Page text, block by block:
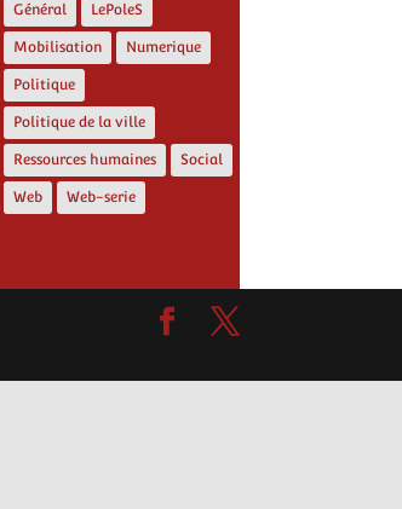
Général LePoleS
Mobilisation Numerique
Politique
Politique de la ville
Ressources humaines Social
Web Web-serie